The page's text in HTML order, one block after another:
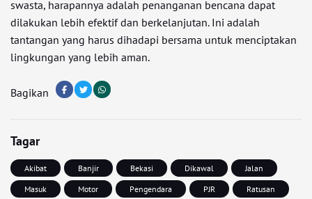
swasta, harapannya adalah penanganan bencana dapat
dilakukan lebih efektif dan berkelanjutan. Ini adalah
tantangan yang harus dihadapi bersama untuk menciptakan
lingkungan yang lebih aman.
Bagikan
Tagar
Akibat Banjir Bekasi Dikawal
Jalan
Masuk
Motor Pengendara PJR
Ratusan